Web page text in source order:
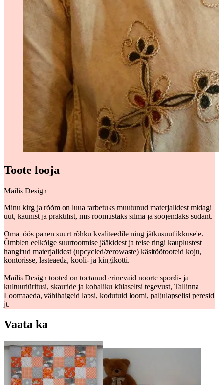
Toote looja
Mailis Design
Minu kirg ja rõõm on luua tarbetuks muutunud materjalidest midagi
uut, kaunist ja praktilist, mis rõõmustaks silma ja soojendaks südant.
Oma töös panen suurt rõhku kvaliteedile ning jätkusuutlikkusele.
Õmblen eelkõige suurtootmise jääkidest ja teise ringi kauplustest
hangitud materjalidest (upcycled/zerowaste) käsitöötooteid koju,
kontorisse, lasteaeda, kooli- ja kingikotti.
Mailis Design tooted on toetanud erinevaid noorte spordi- ja
kultuuriüritusi, skautide ja kohaliku külaseltsi tegevust, Tallinna
Loomaaeda, vähihaigeid lapsi, kodutuid loomi, paljulapselisi peresid
jt.
Vaata ka